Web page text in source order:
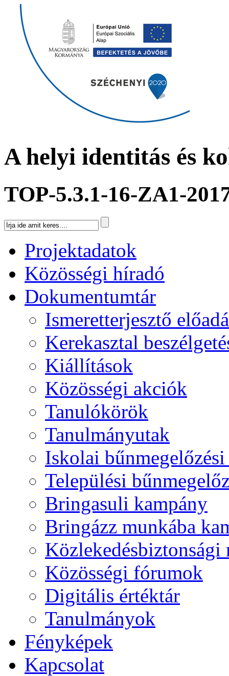
A helyi identitás és
TOP-5.3.1-16-ZA1-
Projektadatok
Közösségi híradó
Dokumentumtár
Ismeretterjesztő
Kerekasztal
Kiállítások
Közösségi akciók
Tanulókörök
Tanulmányutak
Iskolai
Települési
Bringasuli kampány
Bringázz munkába
Közlekedésbiztonsági
Közösségi fórumok
Digitális értéktár
Tanulmányok
Fényképek
Kapcsolat